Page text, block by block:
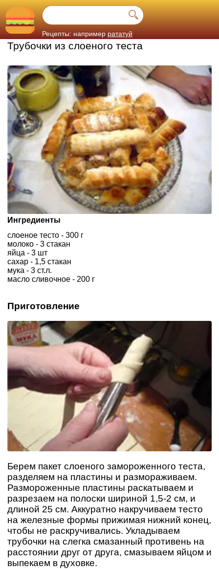
Рецепты: например рататуй
Трубочки из слоеного теста
Ингредиенты
слоеное тесто - 300 г
молоко - 3 стакан
яйца - 3 шт
сахар - 1,5 стакан
мука - 3 ст.л.
масло сливочное - 200 г
Приготовление
Берем пакет слоеного замороженного теста,
разделяем на пластины и размораживаем.
Размороженные пластины раскатываем и
разрезаем на полоски шириной 1,5-2 см, и
длиной 25 см. Аккуратно накручиваем тесто
на железные формы прижимая нижний конец,
чтобы не раскручивались. Укладываем
трубочки на слегка смазанный противень на
расстоянии друг от друга, смазываем яйцом и
выпекаем в духовке.